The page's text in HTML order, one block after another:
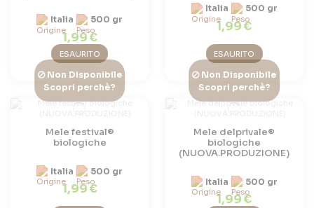
Italia 500 gr
1,99 €
ESAURITO
Italia 500 gr
1,99 €
ESAURITO
Non Disponibile
Scopri perchè?
Mele festival®
biologiche
Italia 500 gr
1,99 €
Non Disponibile
Scopri perchè?
Mele delprivale®
biologiche
(NUOVA.PRODUZIONE)
Italia 500 gr
1,99 €